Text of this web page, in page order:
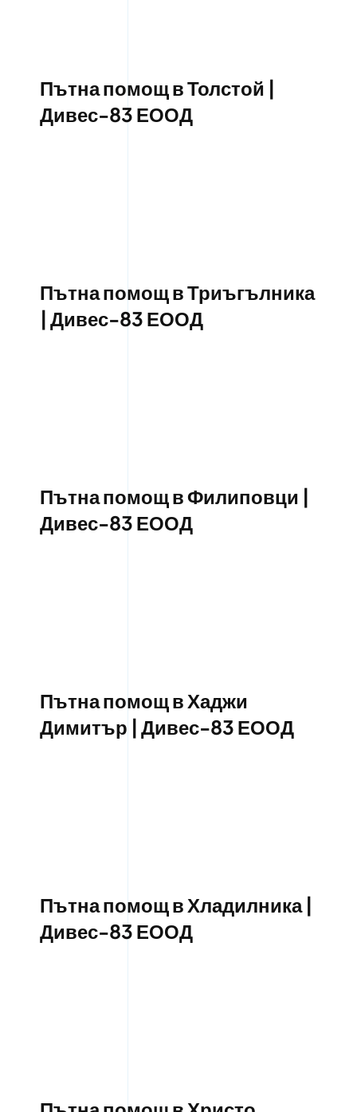
Пътна помощ в Толстой |
Дивес-83 ЕООД
Пътна помощ в Триъгълника
| Дивес-83 ЕООД
Пътна помощ в Филиповци |
Дивес-83 ЕООД
Пътна помощ в Хаджи
Димитър | Дивес-83 ЕООД
Пътна помощ в Хладилника |
Дивес-83 ЕООД